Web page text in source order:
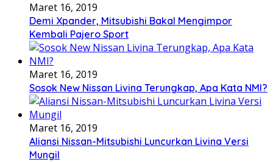
Maret 16, 2019
Demi Xpander, Mitsubishi Bakal Mengimpor
Kembali Pajero Sport
Maret 16, 2019
Sosok New Nissan Livina Terungkap, Apa Kata NMI?
Maret 16, 2019
Aliansi Nissan-Mitsubishi Luncurkan Livina Versi
Mungil